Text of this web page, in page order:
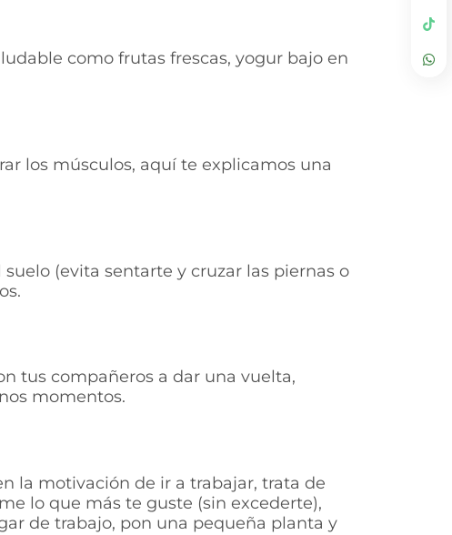
como frutas frescas, yogur bajo en
los músculos, aquí te explicamos una
(evita sentarte y cruzar las piernas o
tus compañeros a dar una vuelta,
momentos.
la motivación de ir a trabajar, trata de
lo que más te guste (sin excederte),
de trabajo, pon una pequeña planta y